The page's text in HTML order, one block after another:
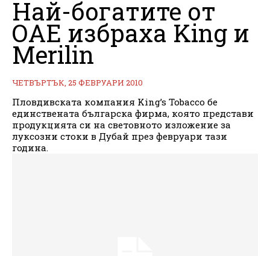
Най-богатите от
ОАЕ избраха King и
Merilin
ЧЕТВЪРТЪК, 25 ФЕВРУАРИ 2010
Пловдивската компания King’s Tobacco бе
единствената българска фирма, която представи
продукцията си на световното изложение за
луксозни стоки в Дубай през февруари тази
година.